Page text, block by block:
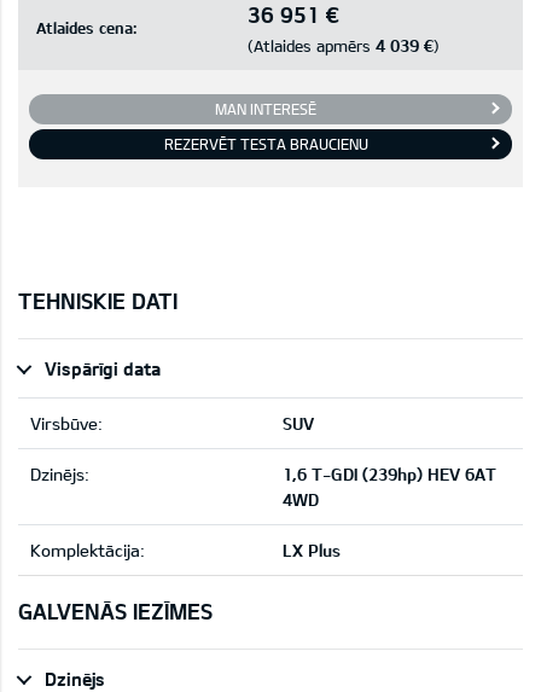
Atlaides cena: 36 951 €
(Atlaides apmērs 4 039 €)
MAN INTERESĒ
REZERVĒT TESTA BRAUCIENU
TEHNISKIE DATI
Vispārīgi data
Virsbūve: SUV
Dzinējs:
1,6 T-GDI (239hp) HEV 6AT
4WD
Komplektācija: LX Plus
GALVENĀS IEZĪMES
Dzinējs